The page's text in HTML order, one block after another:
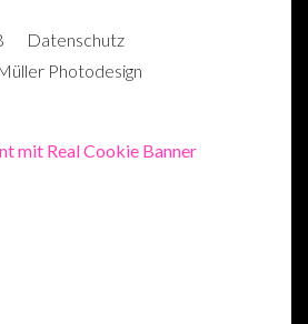
Daten­schutz
Photodesign
mit Real Cookie Banner